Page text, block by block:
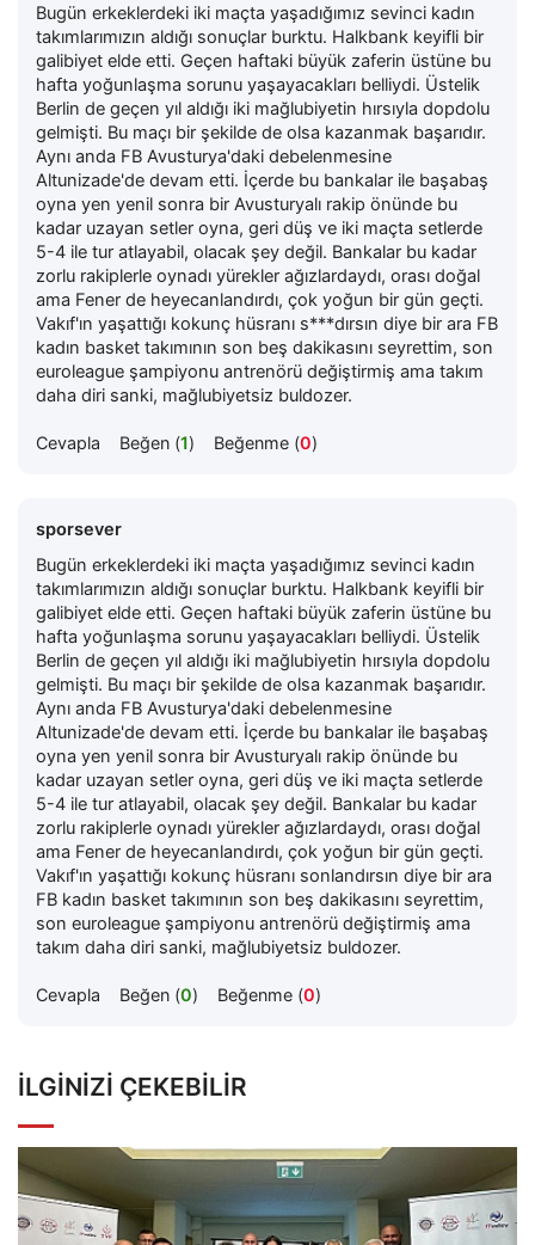
Bugün erkeklerdeki iki maçta yaşadığımız sevinci kadın
takımlarımızın aldığı sonuçlar burktu. Halkbank keyifli bir
galibiyet elde etti. Geçen haftaki büyük zaferin üstüne bu
hafta yoğunlaşma sorunu yaşayacakları belliydi. Üstelik
Berlin de geçen yıl aldığı iki mağlubiyetin hırsıyla dopdolu
gelmişti. Bu maçı bir şekilde de olsa kazanmak başarıdır.
Aynı anda FB Avusturya'daki debelenmesine
Altunizade'de devam etti. İçerde bu bankalar ile başabaş
oyna yen yenil sonra bir Avusturyalı rakip önünde bu
kadar uzayan setler oyna, geri düş ve iki maçta setlerde
5-4 ile tur atlayabil, olacak şey değil. Bankalar bu kadar
zorlu rakiplerle oynadı yürekler ağızlardaydı, orası doğal
ama Fener de heyecanlandırdı, çok yoğun bir gün geçti.
Vakıf'ın yaşattığı kokunç hüsranı s***dırsın diye bir ara FB
kadın basket takımının son beş dakikasını seyrettim, son
euroleague şampiyonu antrenörü değiştirmiş ama takım
daha diri sanki, mağlubiyetsiz buldozer.
Cevapla Beğen (1) Beğenme (0)
sporsever
Bugün erkeklerdeki iki maçta yaşadığımız sevinci kadın
takımlarımızın aldığı sonuçlar burktu. Halkbank keyifli bir
galibiyet elde etti. Geçen haftaki büyük zaferin üstüne bu
hafta yoğunlaşma sorunu yaşayacakları belliydi. Üstelik
Berlin de geçen yıl aldığı iki mağlubiyetin hırsıyla dopdolu
gelmişti. Bu maçı bir şekilde de olsa kazanmak başarıdır.
Aynı anda FB Avusturya'daki debelenmesine
Altunizade'de devam etti. İçerde bu bankalar ile başabaş
oyna yen yenil sonra bir Avusturyalı rakip önünde bu
kadar uzayan setler oyna, geri düş ve iki maçta setlerde
5-4 ile tur atlayabil, olacak şey değil. Bankalar bu kadar
zorlu rakiplerle oynadı yürekler ağızlardaydı, orası doğal
ama Fener de heyecanlandırdı, çok yoğun bir gün geçti.
Vakıf'ın yaşattığı kokunç hüsranı sonlandırsın diye bir ara
FB kadın basket takımının son beş dakikasını seyrettim,
son euroleague şampiyonu antrenörü değiştirmiş ama
takım daha diri sanki, mağlubiyetsiz buldozer.
Cevapla Beğen (0) Beğenme (0)
İLGINIZI ÇEKEBILIR